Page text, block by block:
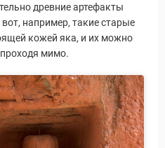
древние артефакты
например, такие старые
кожей яка, и их можно
проходя мимо.